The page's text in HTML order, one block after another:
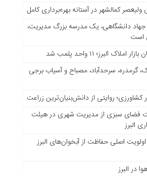
جهاد دانشگاهی، یک مدرسه بزرگ مدیریت،
است
البرز؛ ۱۱ واحد پلمب شد
گرمدره، سرحدآباد، مصباح و آسیاب برجی
کشاورزی؛ روایتی از دانش‌بنیان‌ترین زراعت
سبزی از مدیریت شهری در هیئت
البرز
اصلی حفاظت از آبخوان‌های البرز
در البرز